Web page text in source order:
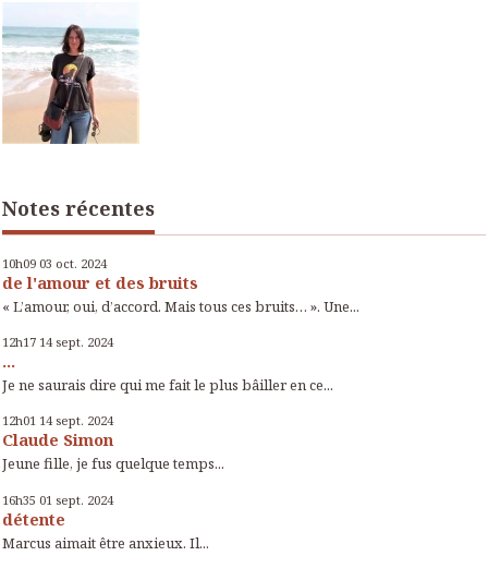
Notes récentes
10h09 03 oct. 2024
de l'amour et des bruits
« L’amour, oui, d’accord. Mais tous ces bruits… ». Une...
12h17 14 sept. 2024
...
Je ne saurais dire qui me fait le plus bâiller en ce...
12h01 14 sept. 2024
Claude Simon
Jeune fille, je fus quelque temps...
16h35 01 sept. 2024
détente
Marcus aimait être anxieux. Il...